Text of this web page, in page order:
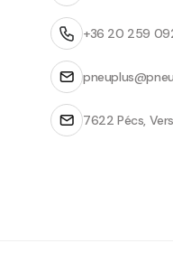
+36 20 259
7622 Pécs,